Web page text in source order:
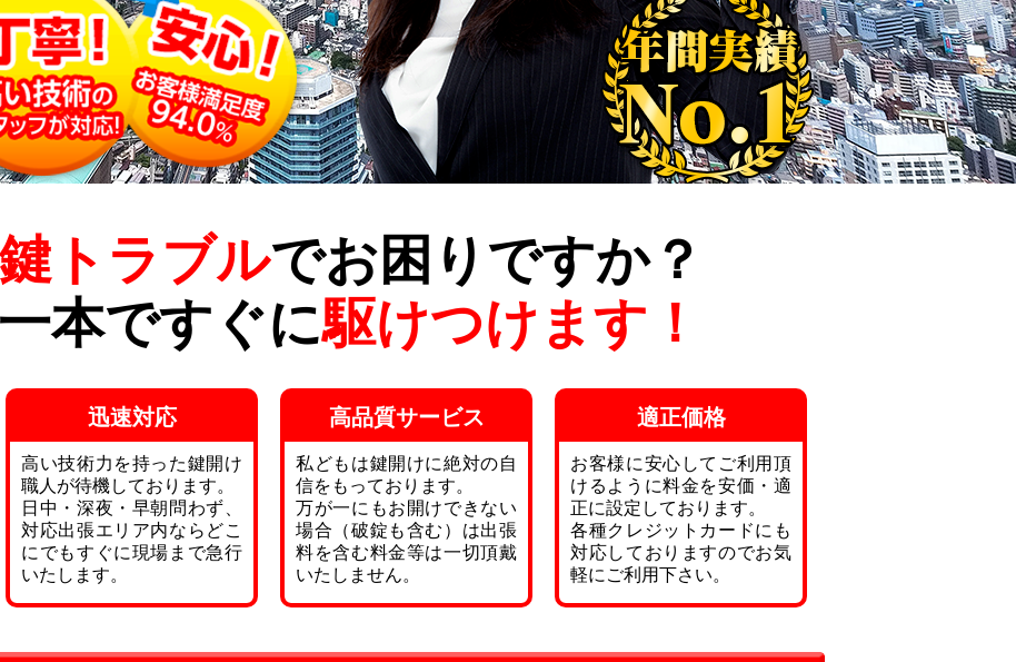
トラブルでお困りですか？
本ですぐに駆けつけます！
迅速対応
高い技術力を持った鍵開け
職人が待機しております。
日中・深夜・早朝問わず、
対応出張エリア内ならどこ
にでもすぐに現場まで急行
いたします。
高品質サービス
私どもは鍵開けに絶対の自
信をもっております。
万が一にもお開けできない
場合（破錠も含む）は出張
料を含む料金等は一切頂戴
いたしません。
適正価格
お客様に安心してご利用頂
けるように料金を安価・適
正に設定しております。
各種クレジットカードにも
対応しておりますのでお気
軽にご利用下さい。